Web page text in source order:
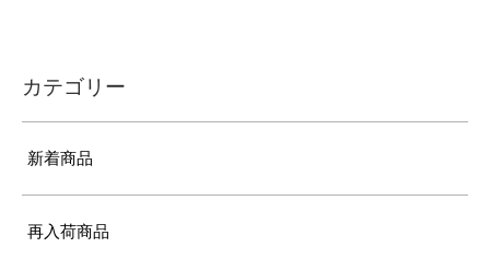
カテゴリー
新着商品
再入荷商品